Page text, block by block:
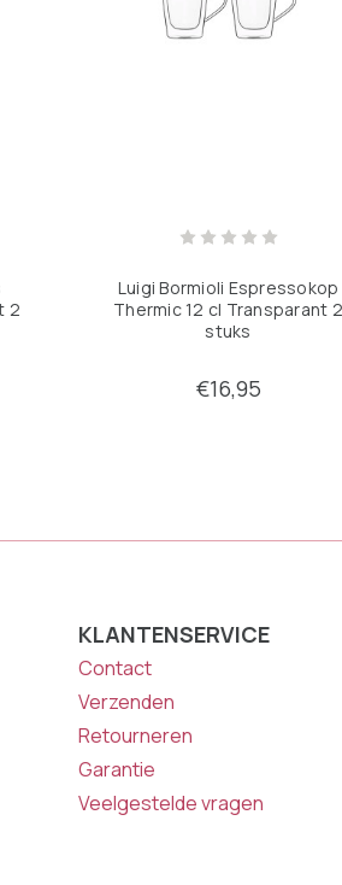
2
Luigi Bormioli Espressokop
Thermic 12 cl Transparant 2
stuks
€16,95
KLANTENSERVICE
Contact
Verzenden
Retourneren
Garantie
Veelgestelde vragen